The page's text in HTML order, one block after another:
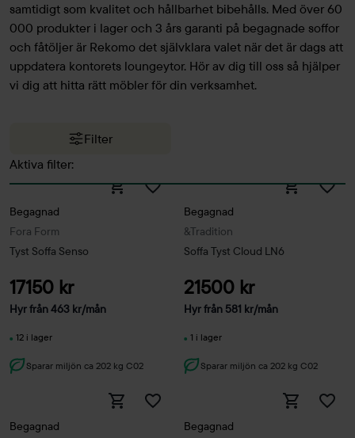
samtidigt som kvalitet och hållbarhet bibehålls. Med över 60
000 produkter i lager och 3 års garanti på begagnade soffor
och fåtöljer är Rekomo det självklara valet när det är dags att
uppdatera kontorets loungeytor. Hör av dig till oss så hjälper
vi dig att hitta rätt möbler för din verksamhet.
Filter
Aktiva filter:
Fora Form
Begagnad
Tyst Soffa Senso
17150 kr
Hyr från463 kr/mån
12 i lager
Sparar miljön ca 202 kg C02
&Tradition
Begagnad
Soffa Tyst Cloud LN6
21500 kr
Hyr från 581 kr/mån
1 i lager
Sparar miljön ca 202 kg C02
Begagnad Begagnad